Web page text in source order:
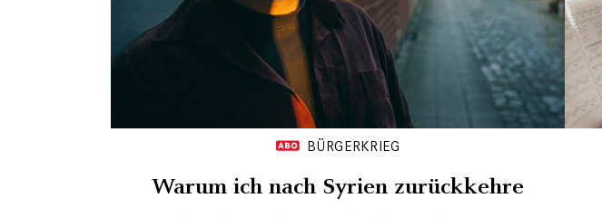
BÜRGERKRIEG
Warum ich nach Syrien zurückkehre